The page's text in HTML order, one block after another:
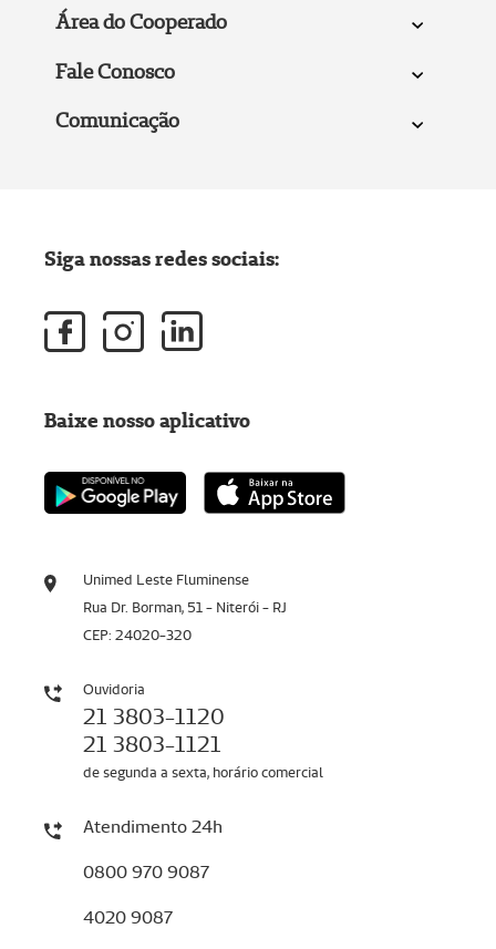
Área do Cooperado
Fale Conosco
Comunicação
Unimed Leste Fluminense
Rua Dr. Borman, 51 - Niterói - RJ
CEP: 24020-320
Ouvidoria
21 3803-1120
21 3803-1121
de segunda a sexta, horário comercial
Atendimento 24h
0800 970 9087
4020 9087
Siga nossas redes sociais:
Baixe nosso aplicativo